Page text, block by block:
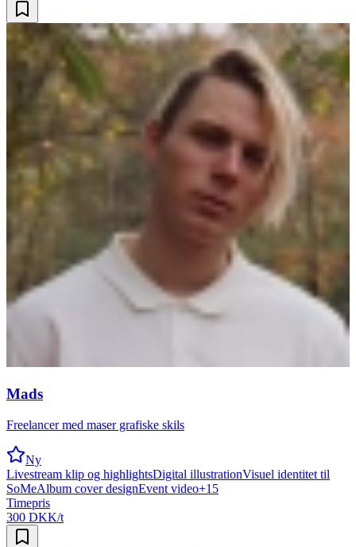
Mads
Freelancer med maser grafiske skils
Ny
Livestream klip og highlightsDigital illustrationVisuel identitet til
SoMeAlbum cover designEvent video+15
Timepris
300 DKK/t